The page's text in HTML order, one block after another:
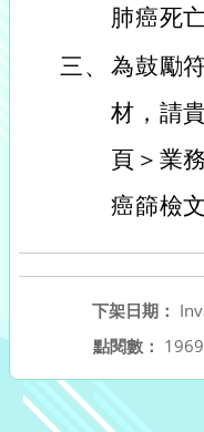
肺癌死
三、 為鼓勵
材，請
頁＞業
癌篩檢
下架日期：
點閱數： 1969